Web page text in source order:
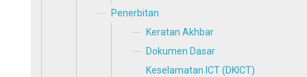
Penerbitan
Keratan Akhbar
Dokumen Dasar
Keselamatan ICT (DKICT)